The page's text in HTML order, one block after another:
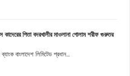
কাদেরের পিতা বদরখালীর মাওলানা গোলাম শরীফ গুরুতর
বাংলাদেশ লিমিটেড প্রধান...